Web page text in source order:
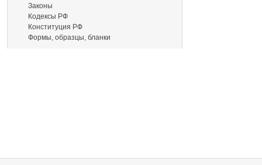
Законы
Кодексы РФ
Конституция РФ
Формы, образцы, бланки